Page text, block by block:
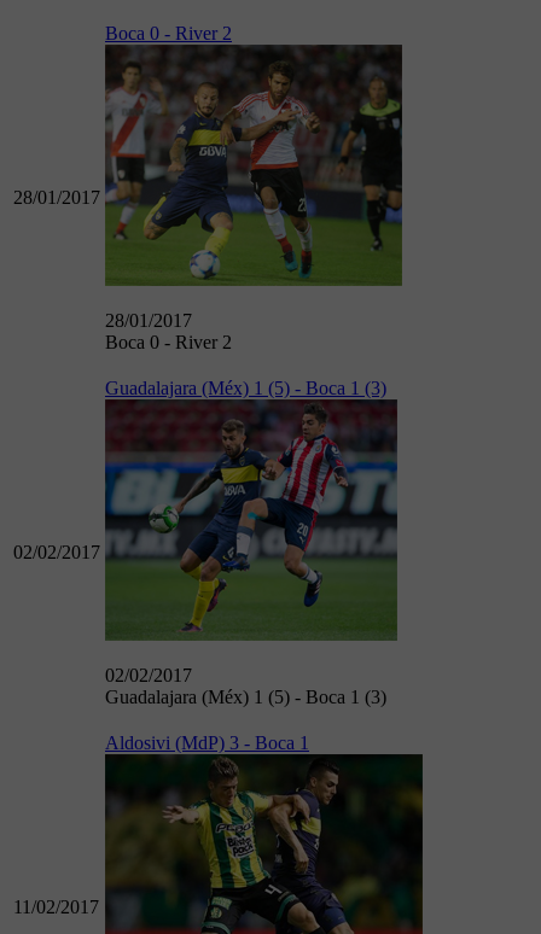
28/01/2017
Boca 0 - River 2
28/01/2017
Boca 0 - River 2
02/02/2017
Guadalajara (Méx) 1 (5) - Boca 1 (3)
02/02/2017
Guadalajara (Méx) 1 (5) - Boca 1 (3)
11/02/2017
Aldosivi (MdP) 3 - Boca 1